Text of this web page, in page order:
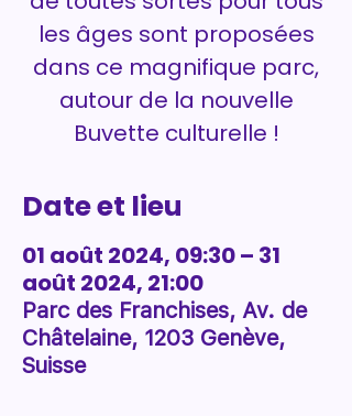
les âges sont proposées
dans ce magnifique parc,
autour de la nouvelle
Buvette culturelle !
Date et lieu
01 août 2024, 09:30 – 31
août 2024, 21:00
Parc des Franchises, Av. de
Châtelaine, 1203 Genève,
Suisse